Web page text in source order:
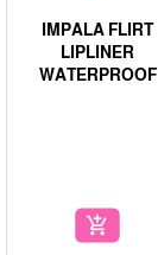
IMPALA FLIRT
LIPLINER
WATERPROOF
add_shopping_cart